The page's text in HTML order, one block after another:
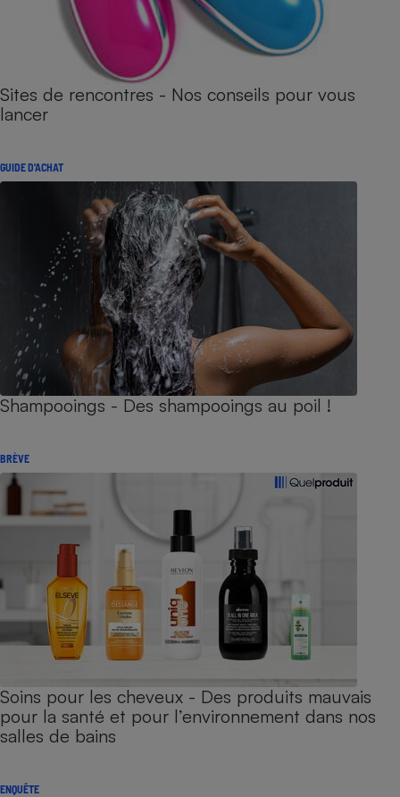
Sites de rencontres - Nos conseils pour vous
lancer
GUIDE D'ACHAT
Shampooings - Des shampooings au poil !
BRÈVE
Soins pour les cheveux - Des produits mauvais
pour la santé et pour l’environnement dans nos
salles de bains
ENQUÊTE